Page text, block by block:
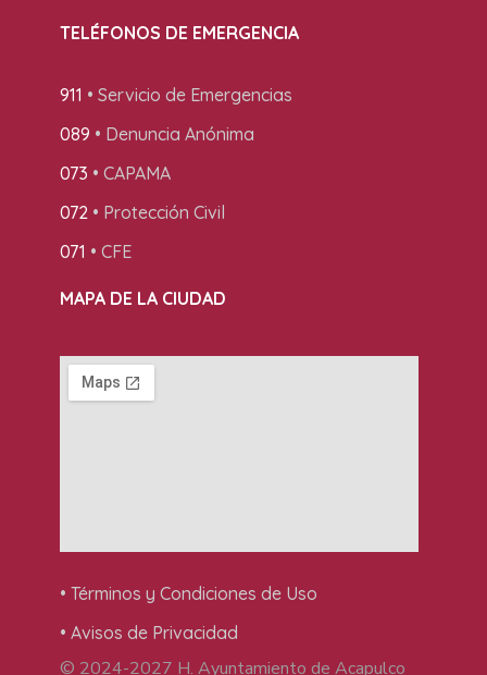
TELÉFONOS DE EMERGENCIA
911 • Servicio de Emergencias
089 • Denuncia Anónima
073 • CAPAMA
072• Protección Civil
071 • CFE
MAPA DE LA CIUDAD
• Términos y Condiciones de Uso
• Avisos de Privacidad
© 2024-2027 H. Ayuntamiento de Acapulco